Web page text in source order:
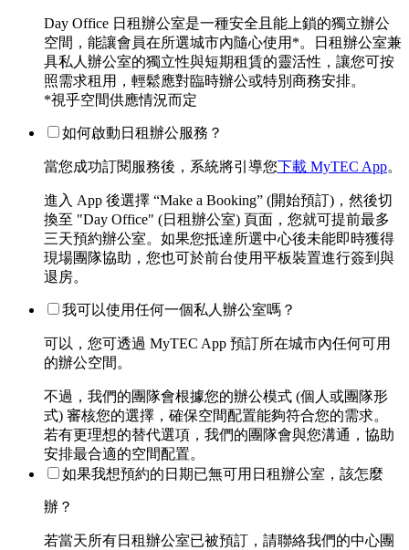
Day Office 日租辦公室是一種安全且能上鎖的獨立辦公
空間，能讓會員在所選城市內隨心使用*。日租辦公室兼
具私人辦公室的獨立性與短期租賃的靈活性，讓您可按
照需求租用，輕鬆應對臨時辦公或特別商務安排。
*視乎空間供應情況而定
如何啟動日租辦公服務？
當您成功訂閱服務後，系統將引導您下載 MyTEC App。
進入 App 後選擇 “Make a Booking” (開始預訂)，然後切
換至 "Day Office" (日租辦公室) 頁面，您就可提前最多
三天預約辦公室。如果您抵達所選中心後未能即時獲得
現場團隊協助，您也可於前台使用平板裝置進行簽到與
退房。
我可以使用任何一個私人辦公室嗎？
可以，您可透過 MyTEC App 預訂所在城市內任何可用
的辦公空間。
不過，我們的團隊會根據您的辦公模式 (個人或團隊形
式) 審核您的選擇，確保空間配置能夠符合您的需求。
若有更理想的替代選項，我們的團隊會與您溝通，協助
安排最合適的空間配置。
如果我想預約的日期已無可用日租辦公室，該怎麼
辦？
若當天所有日租辦公室已被預訂，請聯絡我們的中心團